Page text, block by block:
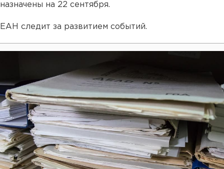
назначены на 22 сентября.
ЕАН следит за развитием событий.